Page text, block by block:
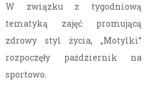
W związku z tygodniową
tematyką zajęć promującą
zdrowy styl życia, „Motylki”
rozpoczęły październik na
sportowo.